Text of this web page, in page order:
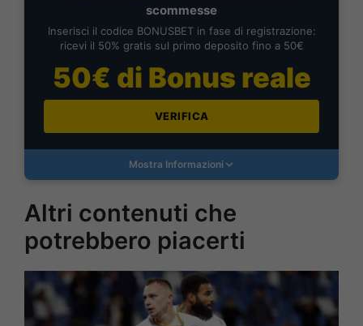
scommesse
Inserisci il codice BONUSBET in fase di registrazione:
ricevi il 50% gratis sul primo deposito fino a 50€
50€ di Bonus reale
VERIFICA
Mostra Informazioni
Altri contenuti che
potrebbero piacerti